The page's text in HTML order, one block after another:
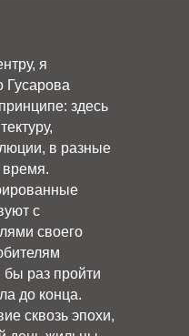
я
здесь
в разные
с
своего
бы раз пройти
до конца.
сквозь эпохи,